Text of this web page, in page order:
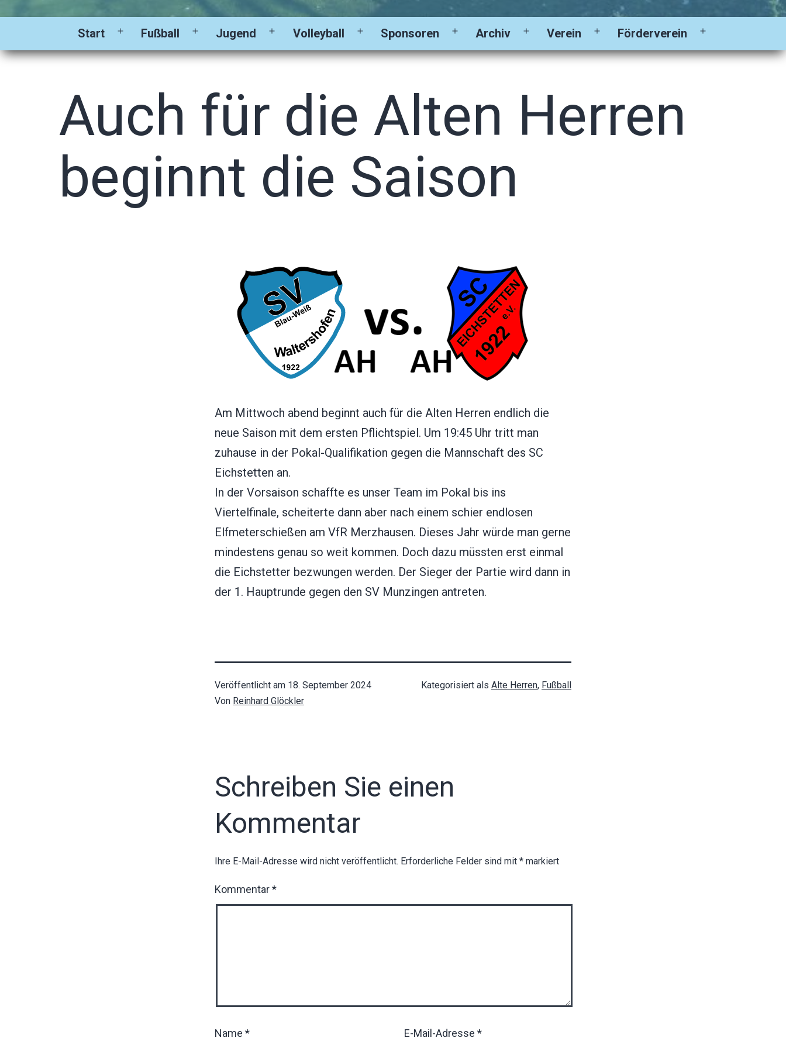
Start
Menü
öffnen
Fußball
Menü
öffnen
Jugend
Menü
öffnen
Volleyball
Menü
öffnen
Sponsoren
Menü
öffnen
Archiv
Menü
öffnen
Verein
Menü
öffnen
Förderverein
öffnen
Auch für die Alten Herren
beginnt die Saison
Am Mittwoch abend beginnt auch für die Alten Herren endlich die
neue Saison mit dem ersten Pflichtspiel. Um 19:45 Uhr tritt man
zuhause in der Pokal-Qualifikation gegen die Mannschaft des SC
Eichstetten an.
In der Vorsaison schaffte es unser Team im Pokal bis ins
Viertelfinale, scheiterte dann aber nach einem schier endlosen
Elfmeterschießen am VfR Merzhausen. Dieses Jahr würde man gerne
mindestens genau so weit kommen. Doch dazu müssten erst einmal
die Eichstetter bezwungen werden. Der Sieger der Partie wird dann in
der 1. Hauptrunde gegen den SV Munzingen antreten.
Veröffentlicht am 18. September 2024
Von Reinhard Glöckler
Kategorisiert als Alte Herren, Fußball
Schreiben Sie einen
Kommentar
Ihre E-Mail-Adresse wird nicht veröffentlicht. Erforderliche Felder sind mit * markiert
Kommentar*
Name * E-Mail-Adresse *